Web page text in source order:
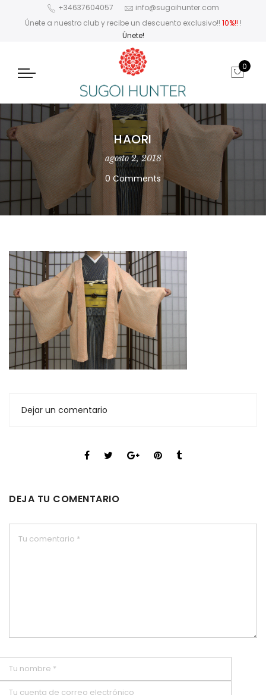
+34637604057
info@sugoihunter.com
Únete a nuestro club y recibe un descuento exclusivo!! 10%!! !
Únete!
0
HAORI
agosto 2, 2018
0 Comments
Dejar un comentario
DEJA TU COMENTARIO